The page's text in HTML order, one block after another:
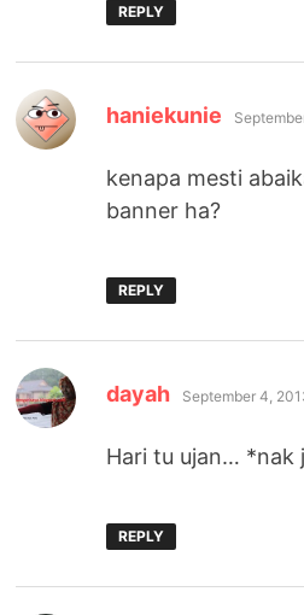
REPLY
haniekunie says:
kenapa mesti
banner ha?
REPLY
dayah says:
September 4,
Hari tu ujan… *nak
REPLY